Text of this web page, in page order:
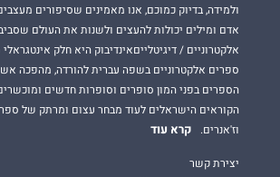
ולמידה, בדיוק כמוכם, אנו מאמינים שסיפורים
אדם ומילים יכולות להעצים ולשנות את העולם
אלקטרוניים / דיגיטלייםאינדיבוק היא חלק
ספרים אלקטרוניים בשפה עברית להורדה, מהפכה
הספרים בפני המון סופרים וסופרות חדשים
הקוראים הישראלים לעוד מבחר עצום ומרתק של
וז'אנרים.
קרא עוד
יצירת קשר